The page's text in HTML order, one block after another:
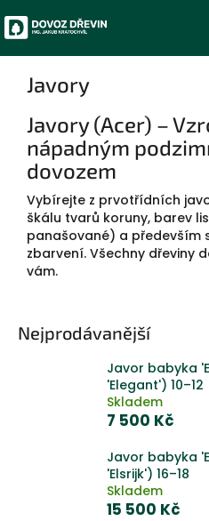
na
obsah
Javory
Javory (Acer) –
nápadným
dovozem
Vybírejte z prvotřídních
škálu tvarů koruny, barev
panašované) a především
zbarvení. Všechny dřeviny
vám.
Nejprodávanější
Javor babyka
'Elegant') 10–12
Skladem
7 500 Kč
Javor babyka
'Elsrijk') 16–18
Skladem
15 500 Kč